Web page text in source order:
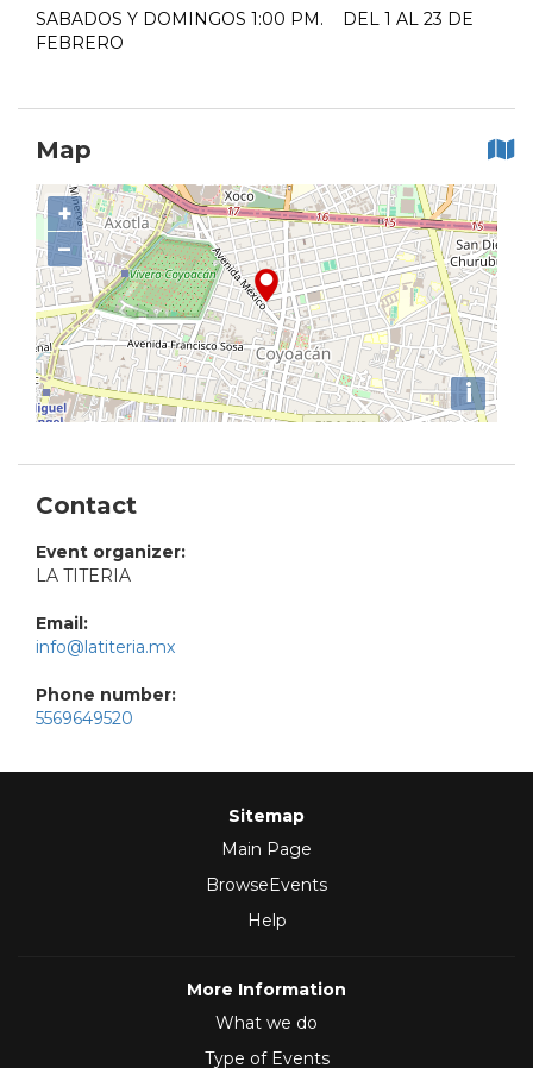
SABADOS Y DOMINGOS 1:00 PM. DEL 1 AL 23 DE
FEBRERO
Map
+
−
i
Contact
Event organizer:
LA TITERIA
Email:
info@latiteria.mx
Phone number:
5569649520
Sitemap
Main Page
BrowseEvents
Help
More Information
What we do
Type of Events